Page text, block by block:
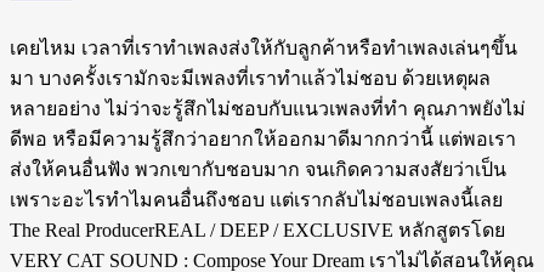
เคยไหม เวลาที่เราทำเพลงส่งให้กับลูกค้าหรือทำเพลงเล่นๆขึ้น
มา บางครั้งเรามักจะมีเพลงที่เราทำแล้วไม่ชอบ ด้วยเหตุผล
หลายอย่าง ไม่ว่าจะรู้สึกไม่ชอบกับแนวเพลงที่ทำ คุณภาพยังไม่
ดีพอ หรือมีความรู้สึกว่าอยากให้ออกมาดีมากกว่านี้ แต่พอเรา
ส่งให้คนอื่นฟัง พวกเขากับชอบมาก จนเกิดความสงสัยว่าเป็น
เพราะอะไรทำไมคนอื่นถึงชอบ แต่เรากลับไม่ชอบเพลงนี้เลย
The Real ProducerREAL / DEEP / EXCLUSIVE หลักสูตรโดย
VERY CAT SOUND : Compose Your Dream เราไม่ได้สอนให้คุณ